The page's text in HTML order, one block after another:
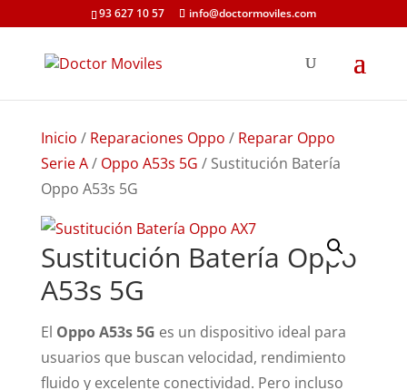
93 627 10 57 info@doctormoviles.com
Inicio / Reparaciones Oppo / Reparar Oppo
Serie A/ Oppo A53s 5G / Sustitución Batería
Oppo A53s 5G
Sustitución Batería Oppo
A53s 5G
El Oppo A53s 5G es un dispositivo ideal para
usuarios que buscan velocidad, rendimiento
fluido y excelente conectividad. Pero incluso